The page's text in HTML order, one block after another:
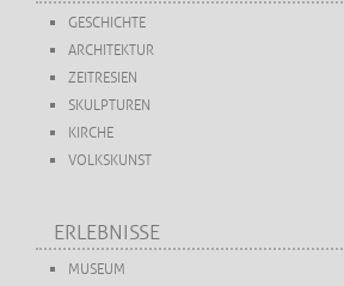
GESCHICHTE
ARCHITEKTUR
ZEITRESIEN
SKULPTUREN
KIRCHE
VOLKSKUNST
ERLEBNISSE
MUSEUM